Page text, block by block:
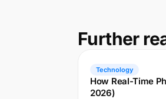
Further
Technology
How Real-Time
2026)